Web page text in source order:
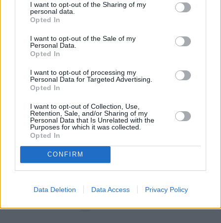
I want to opt-out of the Sharing of my
personal data.
Opted In
I want to opt-out of the Sale of my
Personal Data.
Opted In
I want to opt-out of processing my
Personal Data for Targeted Advertising.
Opted In
I want to opt-out of Collection, Use,
Retention, Sale, and/or Sharing of my
Personal Data that Is Unrelated with the
Purposes for which it was collected.
Opted In
CONFIRM
Data Deletion Data Access Privacy Policy
humanizacji opieki medycznej.
Czytaj całość
REKLAMA